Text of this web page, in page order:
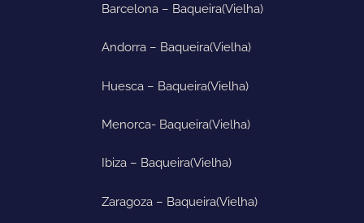
Barcelona – Baqueira(Vielha)
Andorra – Baqueira(Vielha)
Huesca – Baqueira(Vielha)
Menorca- Baqueira(Vielha)
Ibiza – Baqueira(Vielha)
Zaragoza – Baqueira(Vielha)